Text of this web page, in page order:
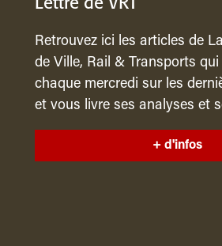
Lettre de VRT
Retrouvez ici les articles de
de Ville, Rail & Transports
chaque mercredi sur les
et vous livre ses analyses et
+ d'infos